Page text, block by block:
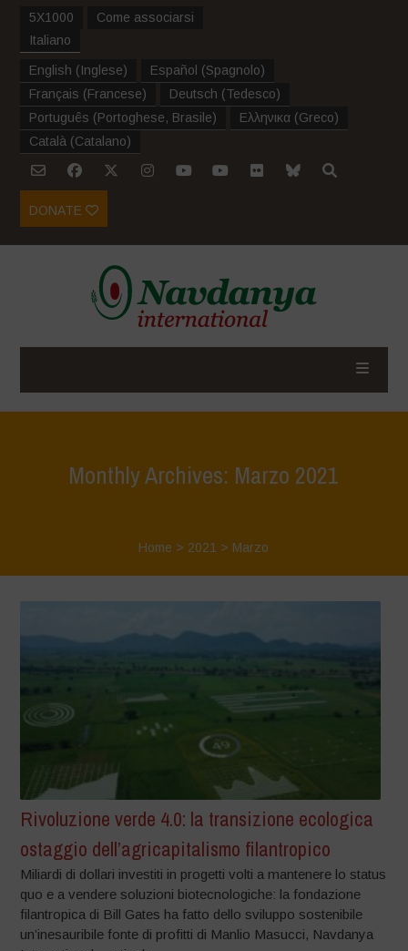
5X1000
Come associarsi
Italiano
English (Inglese) Español (Spagnolo)
Français (Francese) Deutsch (Tedesco)
Português (Portoghese, Brasile) Ελληνικα (Greco)
Català (Catalano)
DONATE
Monthly Archives: Marzo 2021
Home > 2021 > Marzo
Rivoluzione verde 4.0: la transizione ecologica
ostaggio dell’agricapitalismo filantropico
Miliardi di dollari investiti in progetti volti a mantenere lo status
quo e a vendere soluzioni biotecnologiche: la fondazione
filantropica di Bill Gates ha fatto dello sviluppo sostenibile
un’inesauribile fonte di profitti di Manlio Masucci, Navdanya